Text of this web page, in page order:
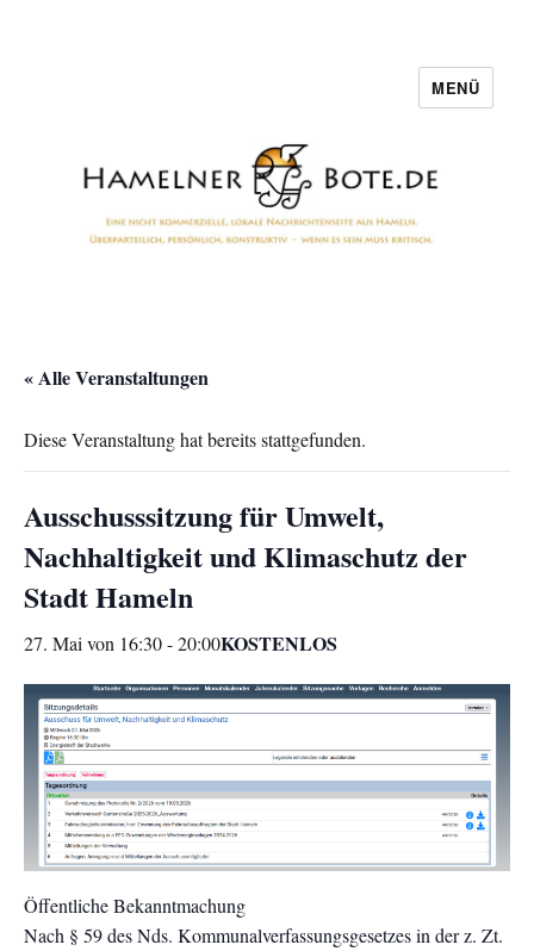
MENÜ
« Alle Veranstaltungen
Diese Veranstaltung hat bereits stattgefunden.
Ausschusssitzung für Umwelt,
Nachhaltigkeit und Klimaschutz der
Stadt Hameln
27. Mai von 16:30-20:00KOSTENLOS
Öffentliche Bekanntmachung
Nach § 59 des Nds. Kommunalverfassungsgesetzes in der z. Zt.